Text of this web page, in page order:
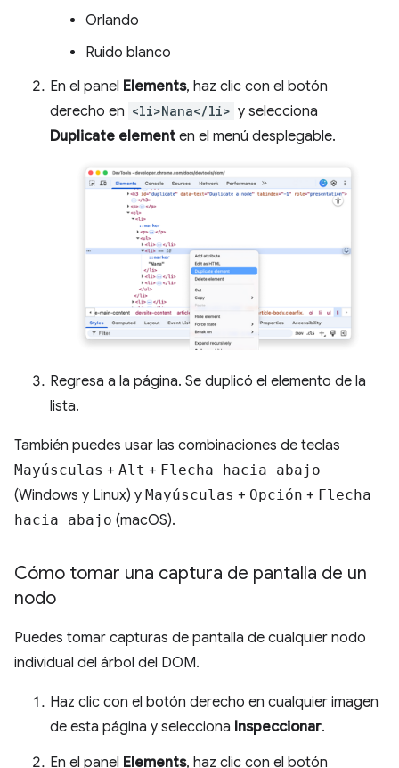
Orlando
Ruido blanco
En el panel Elements, haz clic con el botón
derecho en <li>Nana</li> y selecciona
Duplicate element en el menú desplegable.
Regresa a la página. Se duplicó el elemento de la
lista.
También puedes usar las combinaciones de teclas
Mayúsculas + Alt + Flecha hacia abajo
(Windows y Linux) y Mayúsculas + Opción + Flecha
hacia abajo (macOS).
Cómo tomar una captura de pantalla de un
nodo
Puedes tomar capturas de pantalla de cualquier nodo
individual del árbol del DOM.
Haz clic con el botón derecho en cualquier imagen
de esta página y selecciona Inspeccionar.
En el panel Elements, haz clic con el botón